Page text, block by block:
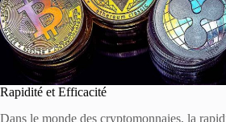
Rapidité et Efficacité
Dans le monde des cryptomonnaies, la